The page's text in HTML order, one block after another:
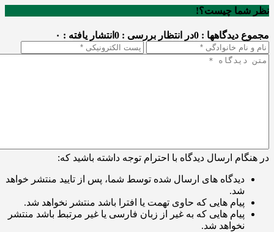
نظر شما چیست؟!
مجموع دیدگاهها : 0 در انتظار بررسی : 0 انتشار یافته : ۰
در هنگام ارسال دیدگاه با احترام توجه داشته باشید که:
دیدگاه های ارسال شده توسط شما، پس از تایید منتشر خواهد
شد.
پیام هایی که حاوی تهمت یا افترا باشد منتشر نخواهد شد.
پیام هایی که به غیر از زبان فارسی یا غیر مرتبط باشد منتشر
نخواهد شد.